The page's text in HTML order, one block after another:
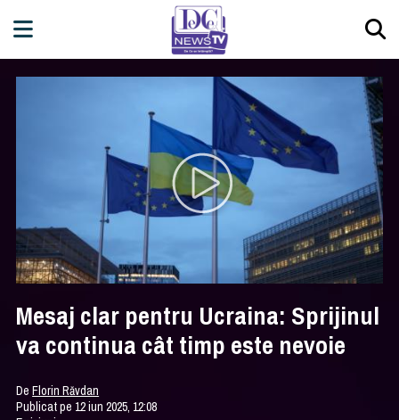
Mesaj clar pentru Ucraina: Sprijinul
va continua cât timp este nevoie
DeFlorin Răvdan
Publicat pe 12 iun 2025, 12:08